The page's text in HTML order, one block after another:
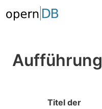
Aufführung
Titel der